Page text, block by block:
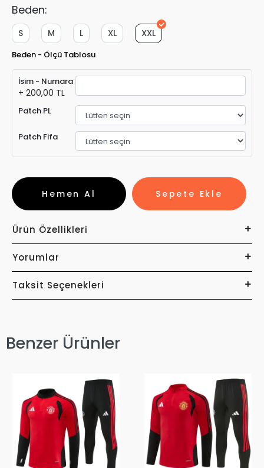
Beden:
XXL
XL
L
M
S
Beden - Ölçü Tablosu
İsim - Numara
+ 200,00 TL
Patch PL
Patch Fifa
Sepete Ekle
Hemen Al
Ürün Özellikleri
Yorumlar
Taksit Seçenekleri
Benzer Ürünler